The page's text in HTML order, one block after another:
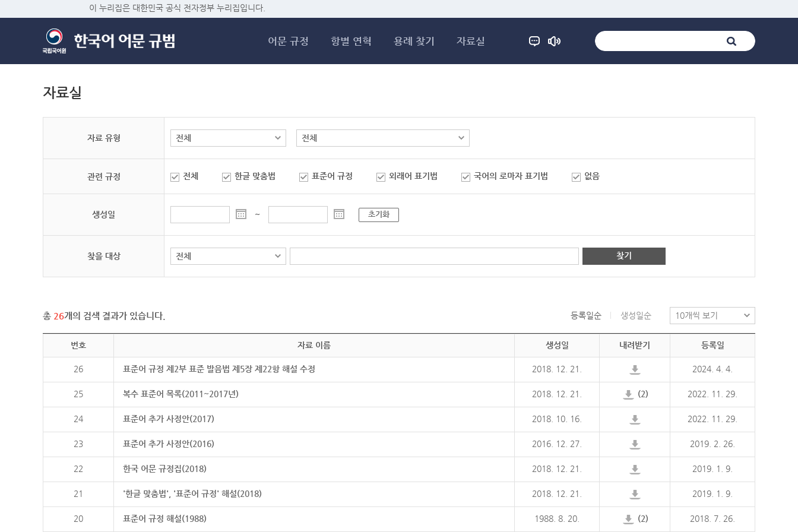
이 누리집은 대한민국 공식 전자정부 누리집입니다.
어문 규정 항별 연혁 용례 찾기 자료실
자료실
자료 유형
관련 규정 전체 한글 맞춤법 표준어 규정 외래어 표기법 국어의 로마자 표기법 없음
생성일 ~ 초기화
찾을 대상 찾기
총 26개의 검색 결과가 있습니다. 등록일순 생성일순
번호 자료 이름 생성일 내려받기 등록일
26 표준어 규정 제2부 표준 발음법 제5장 제22항 해설 수정 2018. 12. 21. 2024. 4. 4.
25 복수 표준어 목록(2011~2017년) 2018. 12. 21. (2) 2022. 11. 29.
24 표준어 추가 사정안(2017) 2018. 10. 16. 2022. 11. 29.
23 표준어 추가 사정안(2016) 2016. 12. 27. 2019. 2. 26.
22 한국 어문 규정집(2018) 2018. 12. 21. 2019. 1. 9.
21 '한글 맞춤법', '표준어 규정' 해설(2018) 2018. 12. 21. 2019. 1. 9.
20 표준어 규정 해설(1988) 1988. 8. 20. (2) 2018. 7. 26.